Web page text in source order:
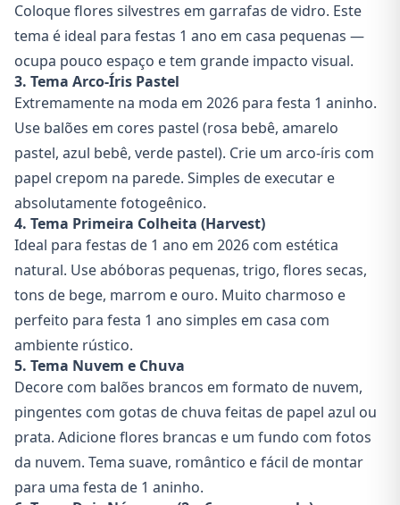
Coloque flores silvestres em garrafas de vidro. Este
tema é ideal para festas 1 ano em casa pequenas —
ocupa pouco espaço e tem grande impacto visual.
3. Tema Arco-Íris Pastel
Extremamente na moda em 2026 para festa 1 aninho.
Use balões em cores pastel (rosa bebê, amarelo
pastel, azul bebê, verde pastel). Crie um arco-íris com
papel crepom na parede. Simples de executar e
absolutamente fotogeênico.
4. Tema Primeira Colheita (Harvest)
Ideal para festas de 1 ano em 2026 com estética
natural. Use abóboras pequenas, trigo, flores secas,
tons de bege, marrom e ouro. Muito charmoso e
perfeito para festa 1 ano simples em casa com
ambiente rústico.
5. Tema Nuvem e Chuva
Decore com balões brancos em formato de nuvem,
pingentes com gotas de chuva feitas de papel azul ou
prata. Adicione flores brancas e um fundo com fotos
da nuvem. Tema suave, romântico e fácil de montar
para uma festa de 1 aninho.